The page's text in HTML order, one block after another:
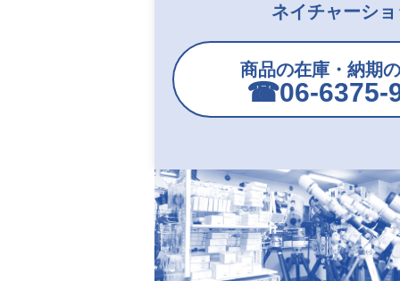
ネイチャーシ
商品の在庫・納期
☎︎06-6375-